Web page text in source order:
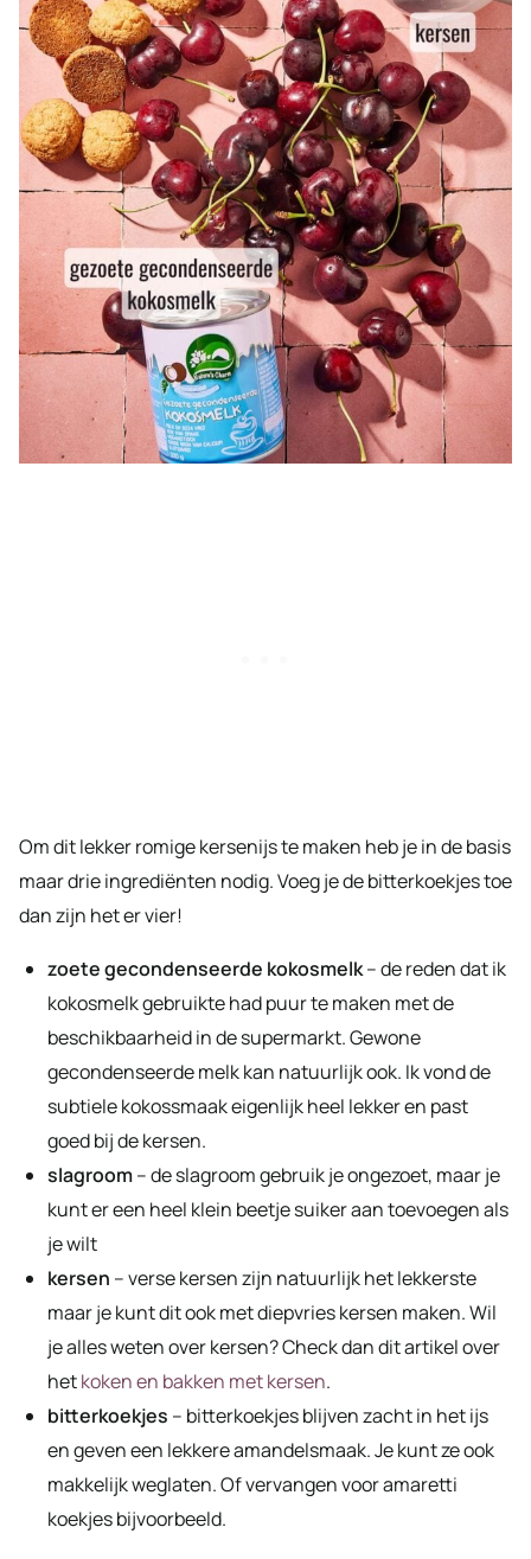
Om dit lekker romige kersenijs te maken heb je in de basis
maar drie ingrediënten nodig. Voeg je de bitterkoekjes toe
dan zijn het er vier!
zoete gecondenseerde kokosmelk– de reden dat ik
kokosmelk gebruikte had puur te maken met de
beschikbaarheid in de supermarkt. Gewone
gecondenseerde melk kan natuurlijk ook. Ik vond de
subtiele kokossmaak eigenlijk heel lekker en past
goed bij de kersen.
slagroom– de slagroom gebruik je ongezoet, maar je
kunt er een heel klein beetje suiker aan toevoegen als
je wilt
kersen – verse kersen zijn natuurlijk het lekkerste
maar je kunt dit ook met diepvries kersen maken. Wil
je alles weten over kersen? Check dan dit artikel over
hetkoken en bakken met kersen.
bitterkoekjes – bitterkoekjes blijven zacht in het ijs
en geven een lekkere amandelsmaak. Je kunt ze ook
makkelijk weglaten. Of vervangen voor amaretti
koekjes bijvoorbeeld.